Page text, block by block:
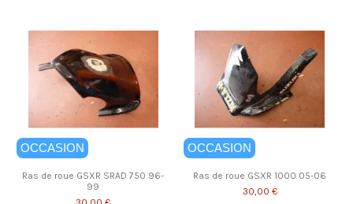
OCCASION
Ras de roue GSXR SRAD 750 96-
99
OCCASION
Ras de roue GSXR 1000 05-06
30,00 €